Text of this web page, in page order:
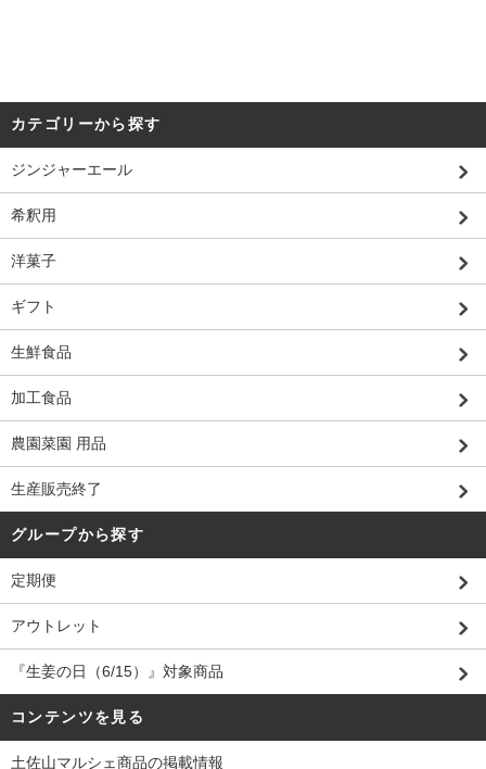
カテゴリーから探す
ジンジャーエール
希釈用
洋菓子
ギフト
生鮮食品
加工食品
農園菜園 用品
生産販売終了
グループから探す
定期便
アウトレット
『生姜の日（6/15）』対象商品
コンテンツを見る
土佐山マルシェ商品の掲載情報